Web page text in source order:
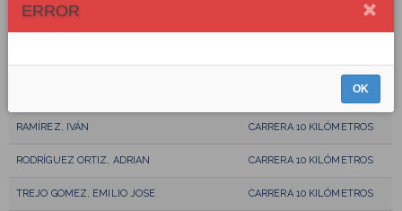
CARRERA 10 KILÓMETROS
RAMÍREZ, IVÁN CARRERA 10 KILÓMETROS
RODRÍGUEZ ORTIZ, ADRIAN CARRERA 10 KILÓMETROS
TREJO GOMEZ, EMILIO JOSE CARRERA 10 KILÓMETROS
ERROR
OK